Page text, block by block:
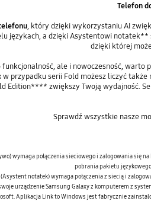
Telefon
, który dzięki wykorzystaniu AI
językach, a dzięki Asystentowi notatek**
dzięki której
ale i nowoczesność, warto
w przypadku serii Fold możesz liczyć
Edition**** zwiększy Twoją wydajność.
Sprawdź wszystkie nasze
wymaga połączenia sieciowego i zalogowania
pobrania pakietu
notatek) wymaga połączenia z siecią i
urządzenie Samsung Galaxy z komputerem z
Aplikacja Link to Windows jest fabrycznie